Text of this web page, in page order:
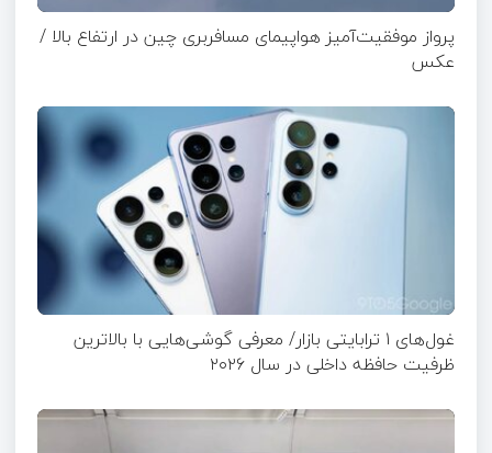
پرواز موفقیت‌آمیز هواپیمای مسافربری چین در ارتفاع بالا /
عکس
غول‌های ۱ ترابایتی بازار/ معرفی گوشی‌هایی با بالاترین
ظرفیت حافظه داخلی در سال ۲۰۲۶